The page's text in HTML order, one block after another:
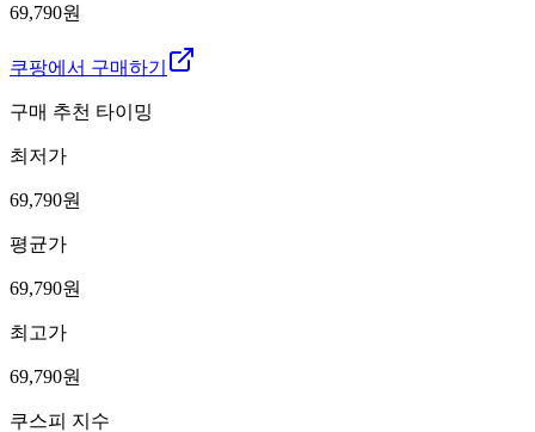
69,790원
쿠팡에서 구매하기
구매 추천 타이밍
최저가
69,790원
평균가
69,790원
최고가
69,790원
쿠스피 지수